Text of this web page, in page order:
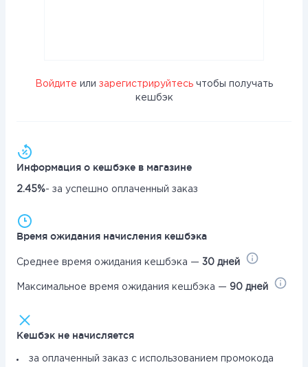
Войдите или зарегистрируйтесь чтобы получать
кешбэк
Информация о кешбэке в магазине
2.45%- за успешно оплаченный заказ
Время ожидания начисления кешбэка
Среднее время ожидания кешбэка — 30 дней
Максимальное время ожидания кешбэка — 90 дней
Кешбэк не начисляется
за оплаченный заказ с использованием промокода